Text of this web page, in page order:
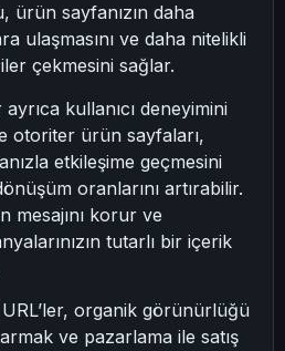
ürün sayfanızın daha
ulaşmasını ve daha nitelikli
çekmesini sağlar.
kullanıcı deneyimini
otoriter ürün sayfaları,
etkileşime geçmesini
oranlarını artırabilir.
mesajını korur ve
tutarlı bir içerik
organik görünürlüğü
ve pazarlama ile satış